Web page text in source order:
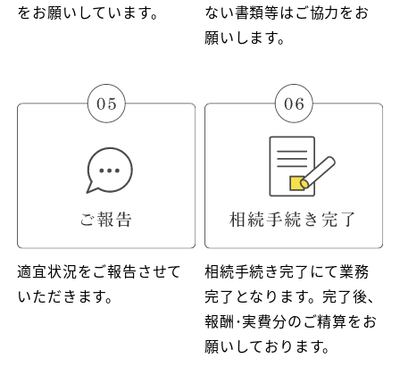
をお願いしています。
ない書類等はご協力をお
願いします。
適宜状況をご報告させて
いただきます。
相続手続き完了にて業務
完了となります。完了後､
報酬･実費分のご精算をお
願いしております。